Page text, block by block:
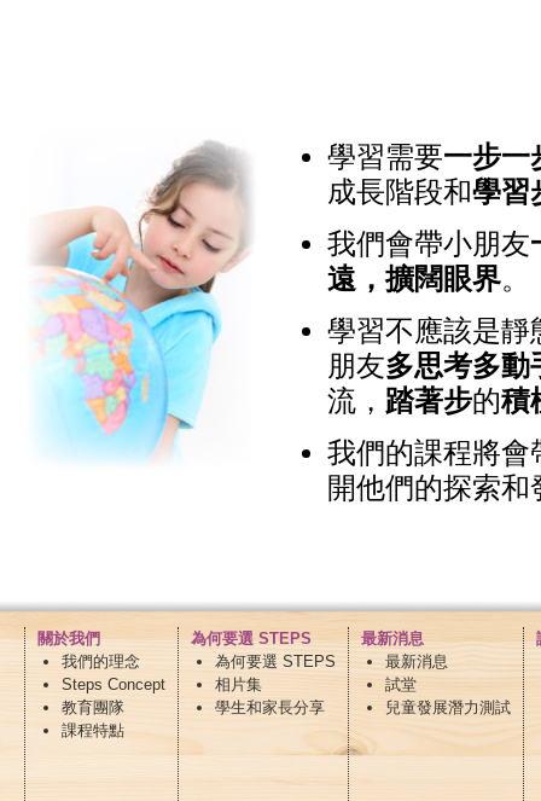
學習需要一步一
成長階段和學習
我們會帶小朋友
遠，擴闊眼界。
學習不應該是靜
朋友多思考多動
流， 踏著步的積
我們的課程將會
開他們的探索和
關於我們
我們的理念
Steps Concept
教育團隊
課程特點
為何要選 STEPS
為何要選 STEPS
相片集
學生和家長分享
最新消息
最新消息
試堂
兒童發展潛力測試